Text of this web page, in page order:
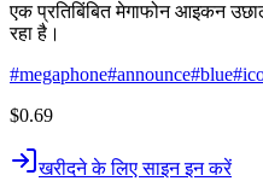
एक प्रतिबिंबित मेगाफोन आइकन
रहा है।
#megaphone#announce#blue#
$0.69
खरीदने के लिए साइन इन करें